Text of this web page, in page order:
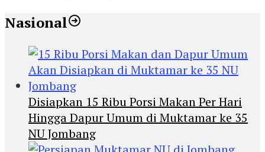
Nasional
Disiapkan 15 Ribu Porsi Makan Per Hari
Hingga Dapur Umum di Muktamar ke 35
NU Jombang